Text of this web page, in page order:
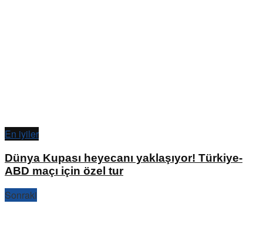
En iyiler
Dünya Kupası heyecanı yaklaşıyor! Türkiye-
ABD maçı için özel tur
Sonraki